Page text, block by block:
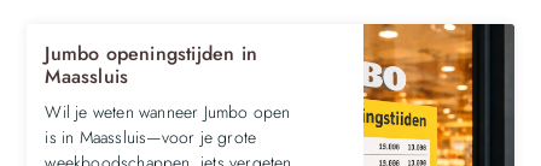
Jumbo openingstijden in
Maassluis
Wil je weten wanneer Jumbo open
is in Maassluis—voor je grote